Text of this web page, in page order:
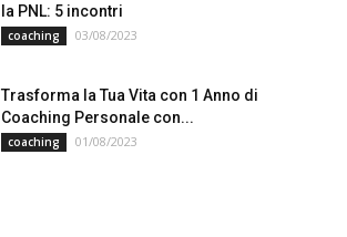
la PNL: 5 incontri
coaching 03/08/2023
Trasforma la Tua Vita con 1 Anno di
Coaching Personale con...
coaching 01/08/2023